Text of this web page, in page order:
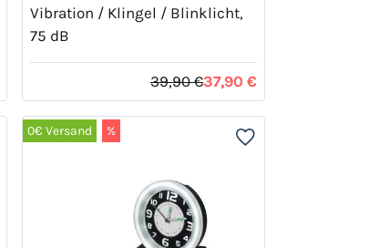
Vibration / Klingel / Blinklicht,
75 dB
39,90 €37,90 €
0€ Versand %